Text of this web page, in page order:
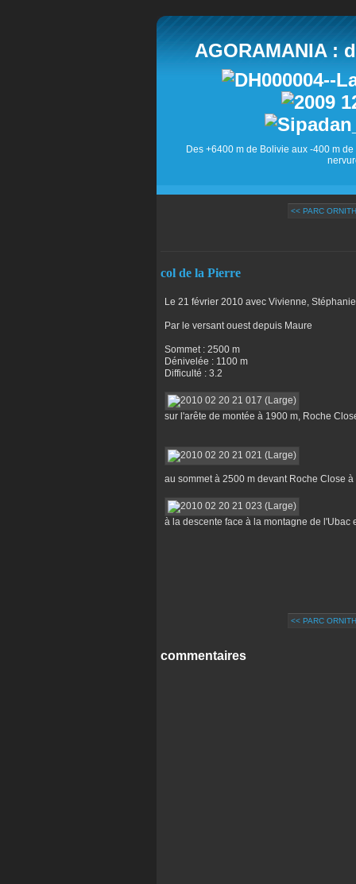
AGORAMANIA :
Des +6400 m de Bolivie aux -400 m
<< PARC
col de la Pierre
Le 21 février 2010 avec Vivienne,
Par le versant ouest depuis Maure
Sommet : 2500 m
Dénivelée : 1100 m
Difficulté : 3.2
sur l'arête de montée à 1900 m, Roche
au sommet à 2500 m devant Roche Close
à la descente face à la montagne de l'Ubac
<< PARC
commentaires